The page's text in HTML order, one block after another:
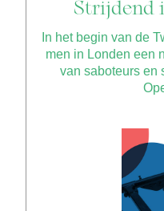
Strijdend
In het begin van de
men in Londen een
van saboteurs en